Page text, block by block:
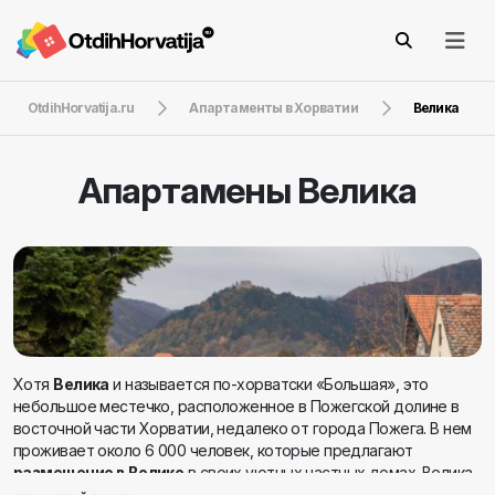
OtdihHorvatija.ru Апартаменты в Хорватии Велика
Апартамены Велика
Хотя Велика и называется по-хорватски «Большая», это
небольшое местечко, расположенное в Пожегской долине в
восточной части Хорватии, недалеко от города Пожега. В нем
проживает около 6 000 человек, которые предлагают
размещение в Велике в своих уютных частных домах. Велика